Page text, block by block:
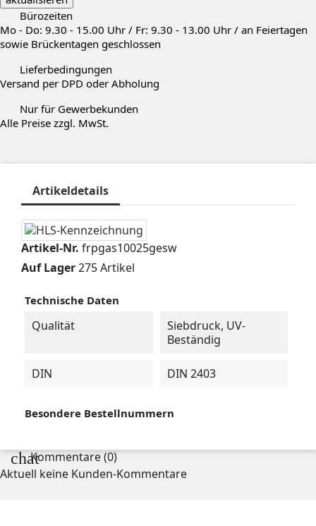
Bürozeiten
Mo - Do: 9.30 - 15.00 Uhr / Fr: 9.30 - 13.00 Uhr / an Feiertagen
sowie Brückentagen geschlossen
Lieferbedingungen
Versand per DPD oder Abholung
Nur für Gewerbekunden
Alle Preise zzgl. MwSt.
Artikeldetails
Artikel-Nr. frpgas10025gesw
Auf Lager275 Artikel
Technische Daten
Qualität
Siebdruck, UV-
Beständig
DIN DIN 2403
Besondere Bestellnummern
chatKommentare (0)
Aktuell keine Kunden-Kommentare